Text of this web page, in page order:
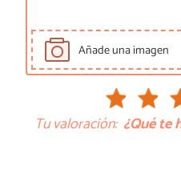
Añade una imagen
Tu valoración: ¿Qué te